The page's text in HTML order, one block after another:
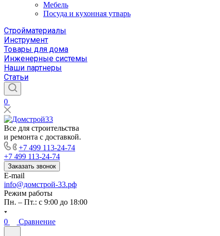
Мебель
Посуда и кухонная утварь
Стройматериалы
Инструмент
Товары для дома
Инженерные системы
Наши партнеры
Статьи
0
Все для строительства
и ремонта с доставкой.
+7 499 113-24-74
+7 499 113-24-74
Заказать звонок
E-mail
info@домстрой-33.рф
Режим работы
Пн. – Пт.: с 9:00 до 18:00
0 Сравнение